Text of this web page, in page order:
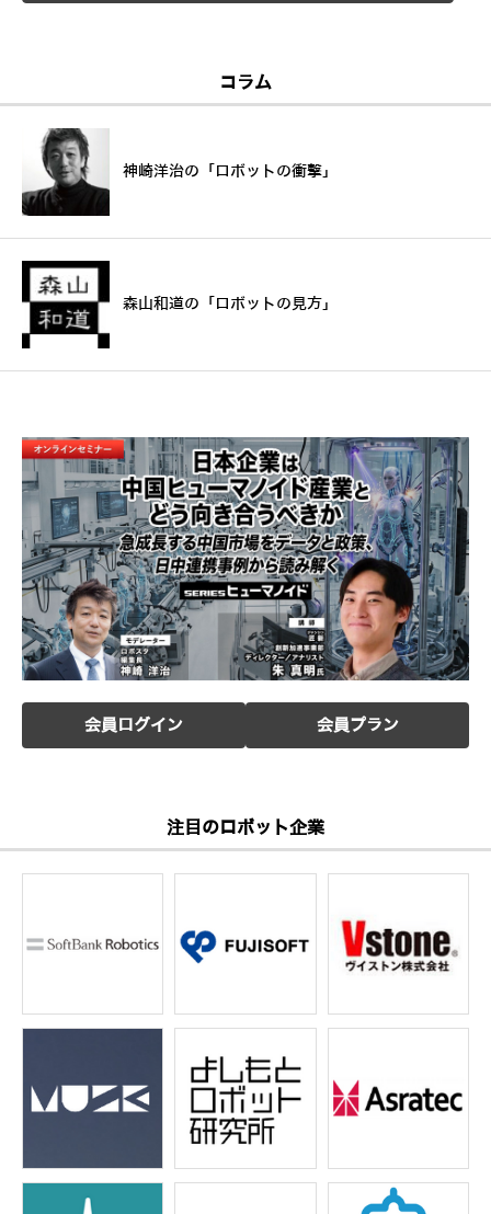
コラム
神崎洋治の「ロボットの衝撃」
森山和道の「ロボットの見方」
会員ログイン 会員プラン
注目のロボット企業